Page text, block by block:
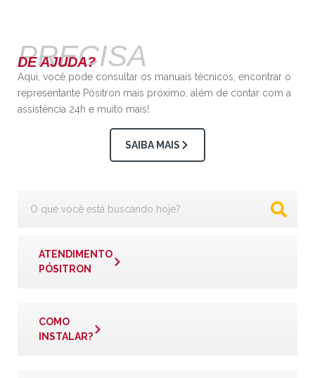
PRECISA
DE AJUDA?
Aqui, você pode consultar os manuais técnicos, encontrar o
representante Pósitron mais próximo, além de contar com a
assistência 24h e muito mais!
SAIBA MAIS
ATENDIMENTO
PÓSITRON
COMO
INSTALAR?